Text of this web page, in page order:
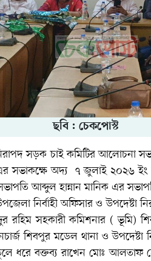
ছবি : চেকপোস্ট
সড়ক চাই কমিটির আলোচনা
সভাকক্ষে অদ্য ৭ জুলাই ২০২৬ ইং
আব্দুল হান্নান মানিক এর
নির্বাহী অফিসার ও উপদেষ্টা
রহিম সহকারী কমিশনার ( ভূমি)
শিবপুর মডেল থানা ও
তুলে ধরে বক্তব্য রাখেন মোঃ